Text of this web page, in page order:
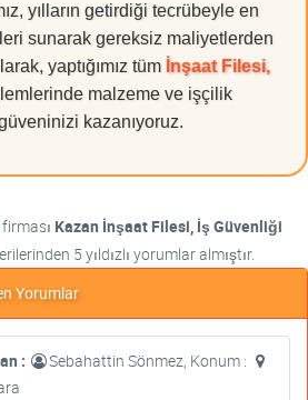
yılların getirdiği tecrübeyle en
sunarak gereksiz maliyetlerden
yaptığımız tüm İnşaat Filesi,
malzeme ve işçilik
kazanıyoruz.
firması Kazan İnşaat Filesi, İş Güvenliği
5 yıldızlı yorumlar almıştır.
Yorumlar
:
Sebahattin Sönmez, Konum :